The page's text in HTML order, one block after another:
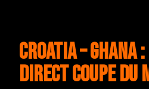
Croatia – Ghana
direct Coupe du